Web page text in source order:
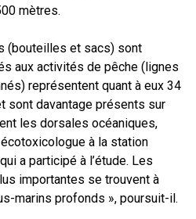
mètres.
(bouteilles et sacs) sont
aux activités de pêche (lignes
représentent quant à eux 34
sont davantage présents sur
les dorsales océaniques,
à la station
a participé à l’étude. Les
importantes se trouvent à
marins profonds », poursuit-il.